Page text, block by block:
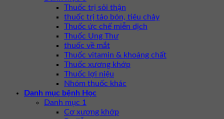
Thuốc trị sỏi thận
thuốc trị táo bón, tiêu chảy
Thuốc ức chế miễn dịch
Thuốc Ung Thư
thuốc về mắt
Thuốc vitamin & khoáng chất
Thuốc xương khớp
Thuốc lợi niệu
Nhóm thuốc khác
Danh mục bệnh Học
Danh mục 1
Cơ xương khớp